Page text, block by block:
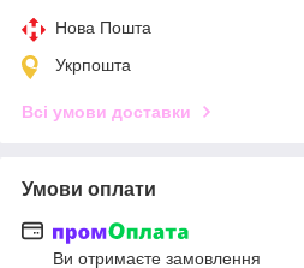
Нова Пошта
Укрпошта
Всі умови доставки
Умови оплати
Ви отримаєте замовлення